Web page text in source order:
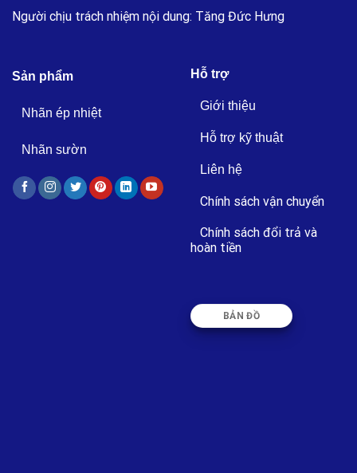
Người chịu trách nhiệm nội dung: Tăng Đức Hưng
Sản phẩm
Nhãn ép nhiệt
Nhãn sườn
Hỗ trợ
Giới thiệu
Hỗ trợ kỹ thuật
Liên hệ
Chính sách vận chuyển
Chính sách đổi trả và
hoàn tiền
BẢN ĐỒ